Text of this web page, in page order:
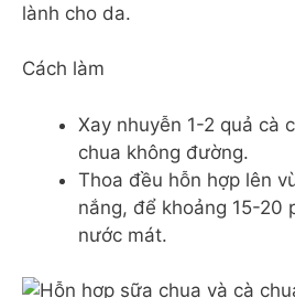
lành cho da.
Cách làm
Xay nhuyễn 1-2 quả cà
chua không đường.
Thoa đều hỗn hợp lên
nắng, để khoảng 15-20
nước mát.